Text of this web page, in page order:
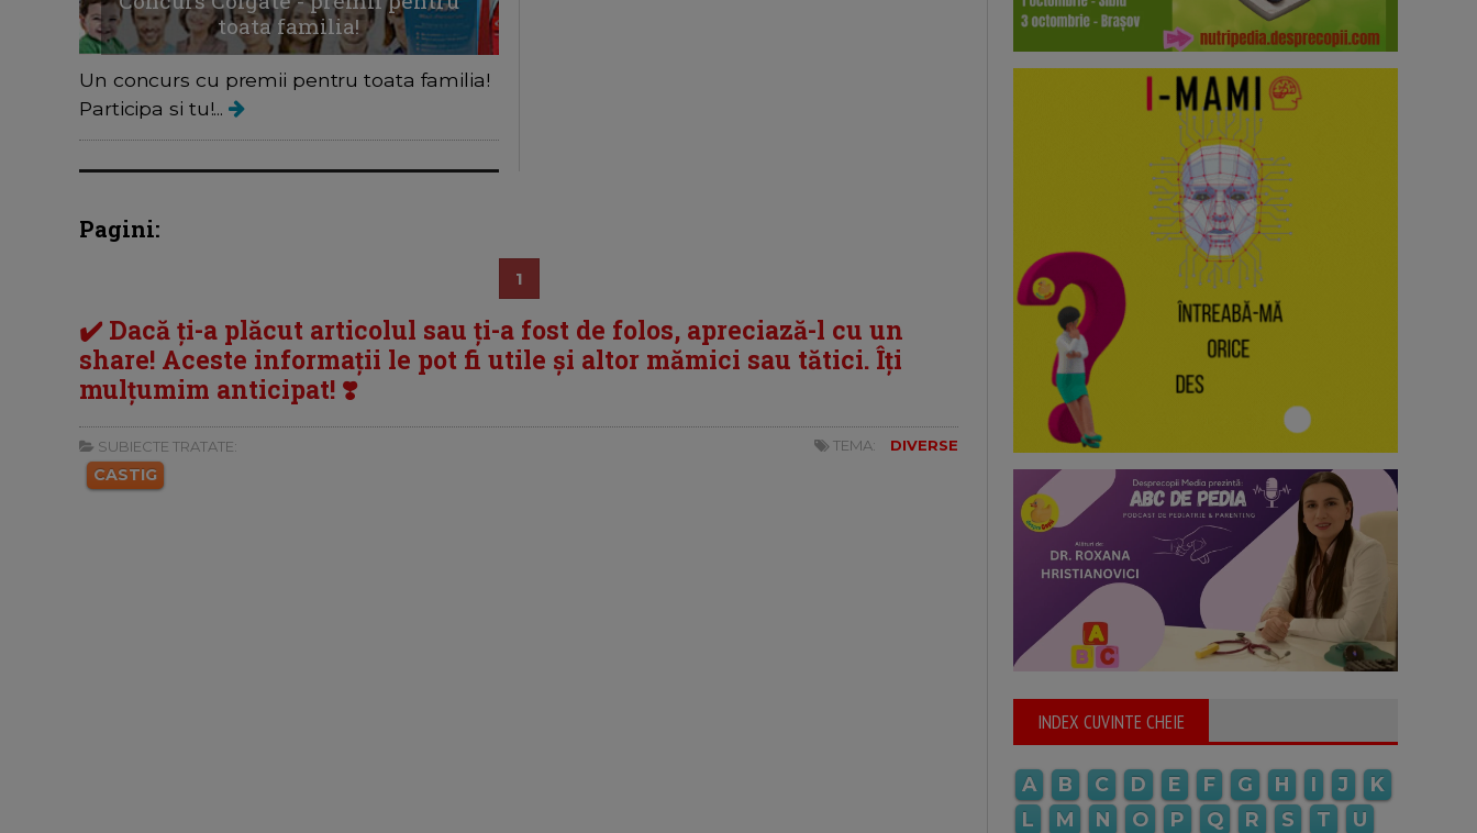
toata familia!
Un concurs cu premii pentru toata familia!
Participa si tu!...
Pagini:
1
✔️ Dacă ți-a plăcut articolul sau ți-a fost de folos, apreciază-l cu un
share! Aceste informații le pot fi utile și altor mămici sau tătici. Îți
mulțumim anticipat! ❣️
SUBIECTE TRATATE:
CASTIG
TEMA: DIVERSE
INDEX CUVINTE CHEIE
A B C D E F G H I J
K
L
M N O P Q R S T
U